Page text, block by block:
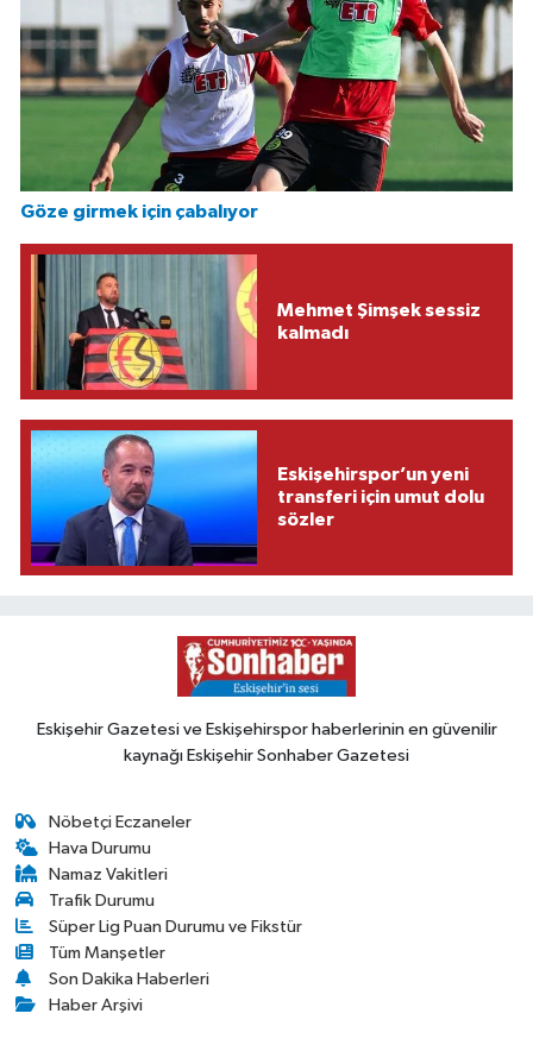
Göze girmek için çabalıyor
Mehmet Şimşek sessiz
kalmadı
Eskişehirspor’un yeni
transferi için umut dolu
sözler
Eskişehir Gazetesi ve Eskişehirspor haberlerinin en güvenilir
kaynağı Eskişehir Sonhaber Gazetesi
Nöbetçi Eczaneler
Hava Durumu
Namaz Vakitleri
Trafik Durumu
Süper Lig Puan Durumu ve Fikstür
Tüm Manşetler
Son Dakika Haberleri
Haber Arşivi